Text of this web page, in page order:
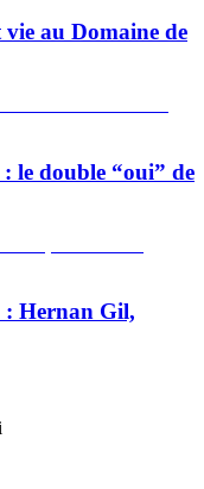
au Domaine de
le double “oui” de
: Hernan Gil,